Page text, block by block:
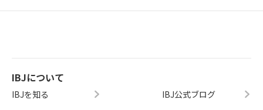
IBJについて
IBJを知る IBJ公式ブログ